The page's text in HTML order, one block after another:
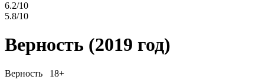
6.2/10
5.8/10
Верность (2019 год)
Верность 18+